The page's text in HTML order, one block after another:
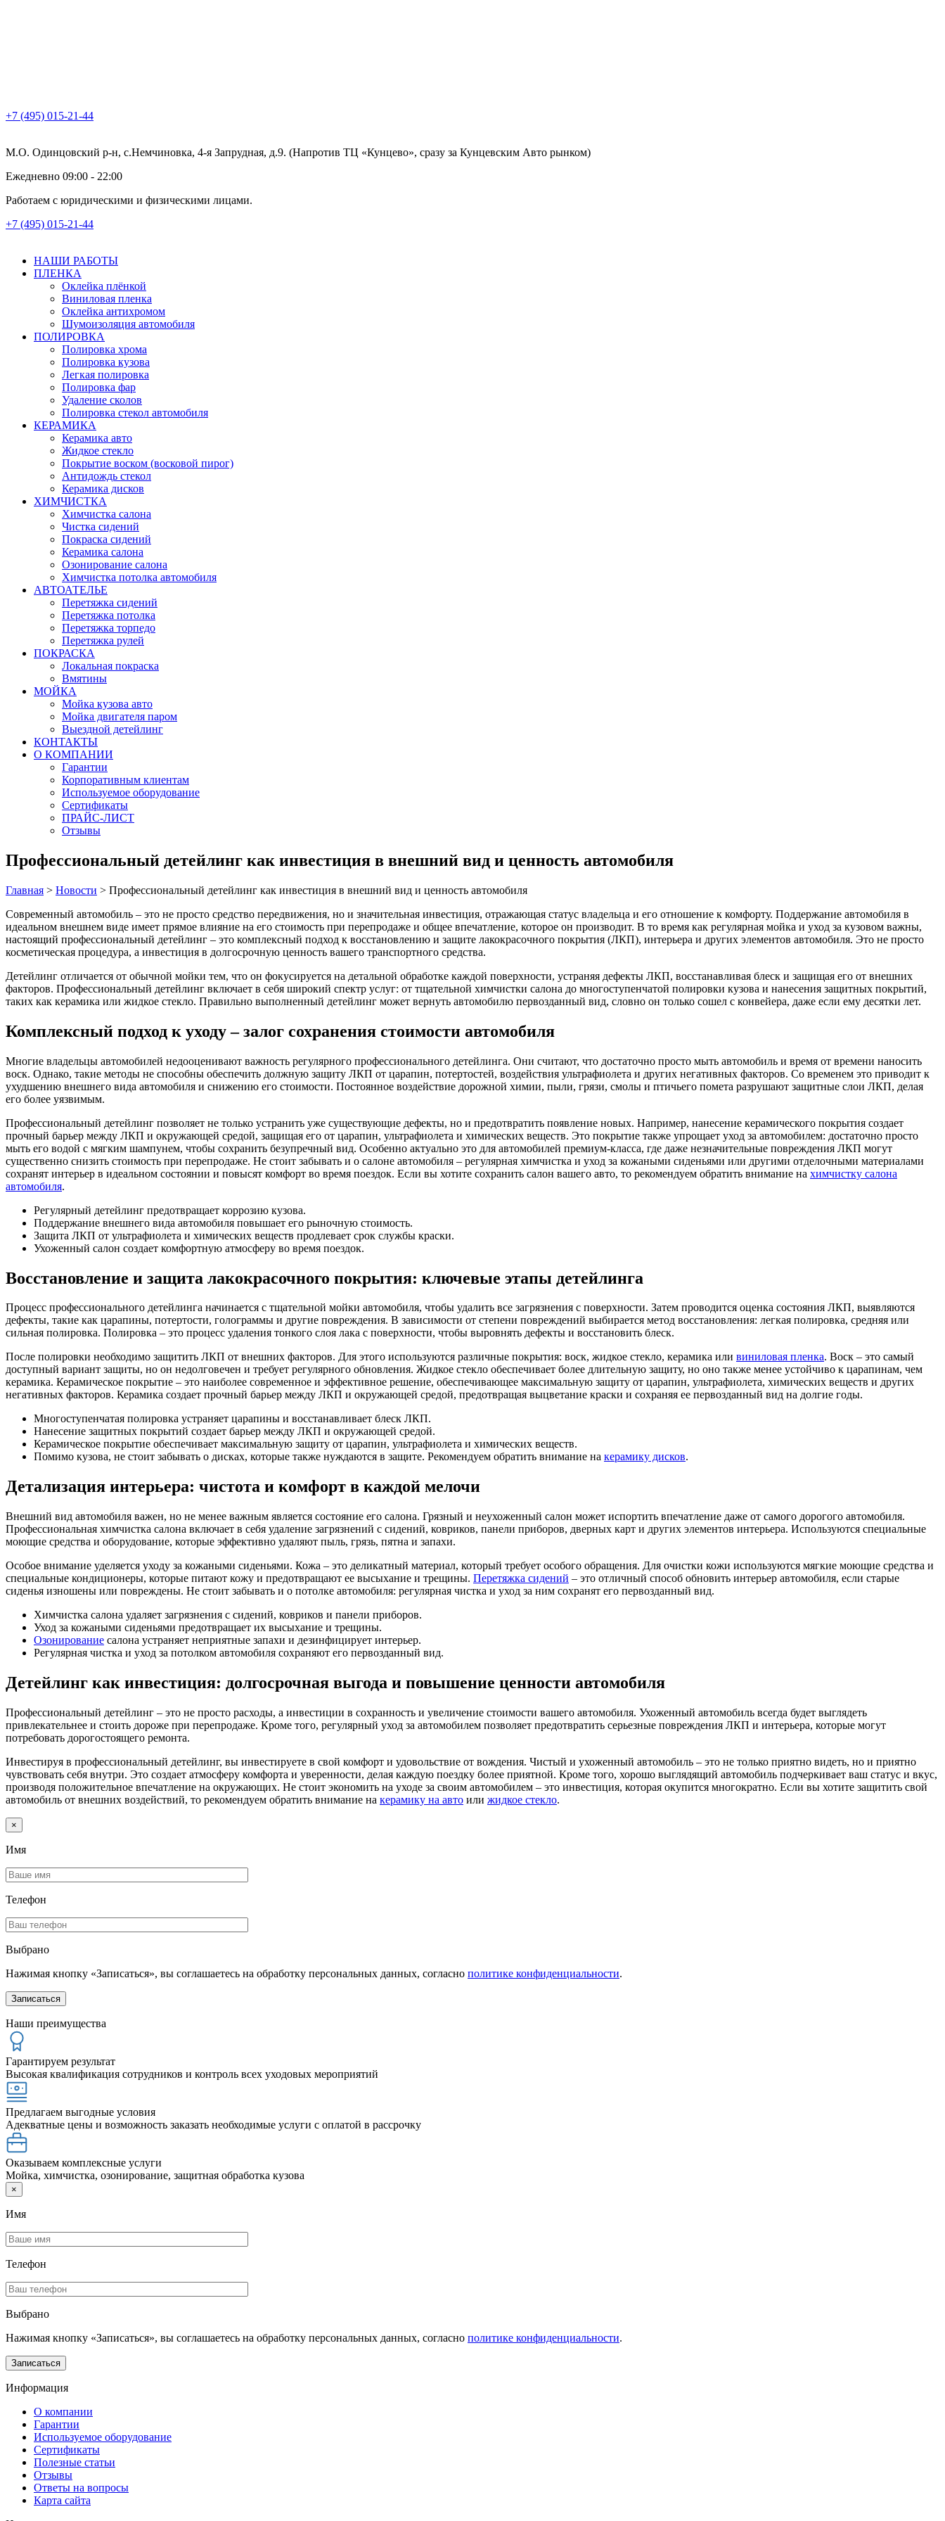
+7 (495) 015-21-44
М.О. Одинцовский р-н, с.Немчиновка, 4-я Запрудная, д.9. (Напротив ТЦ «Кунцево», сразу за Кунцевским Авто рынком)
Ежедневно 09:00 - 22:00
Работаем с юридическими и физическими лицами.
+7 (495) 015-21-44
НАШИ РАБОТЫ
ПЛЕНКА
Оклейка плёнкой
Виниловая пленка
Оклейка антихромом
Шумоизоляция автомобиля
ПОЛИРОВКА
Полировка хрома
Полировка кузова
Легкая полировка
Полировка фар
Удаление сколов
Полировка стекол автомобиля
КЕРАМИКА
Керамика авто
Жидкое стекло
Покрытие воском (восковой пирог)
Антидождь стекол
Керамика дисков
ХИМЧИСТКА
Химчистка салона
Чистка сидений
Покраска сидений
Керамика салона
Озонирование салона
Химчистка потолка автомобиля
АВТОАТЕЛЬЕ
Перетяжка сидений
Перетяжка потолка
Перетяжка торпедо
Перетяжка рулей
ПОКРАСКА
Локальная покраска
Вмятины
МОЙКА
Мойка кузова авто
Мойка двигателя паром
Выездной детейлинг
КОНТАКТЫ
О КОМПАНИИ
Гарантии
Корпоративным клиентам
Используемое оборудование
Сертификаты
ПРАЙС-ЛИСТ
Отзывы
Профессиональный детейлинг как инвестиция в внешний вид и ценность автомобиля
Главная > Новости > Профессиональный детейлинг как инвестиция в внешний вид и ценность автомобиля
Современный автомобиль – это не просто средство передвижения, но и значительная инвестиция, отражающая статус владельца и его отношение к комфорту. Поддержание автомобиля в
идеальном внешнем виде имеет прямое влияние на его стоимость при перепродаже и общее впечатление, которое он производит. В то время как регулярная мойка и уход за кузовом важны,
настоящий профессиональный детейлинг – это комплексный подход к восстановлению и защите лакокрасочного покрытия (ЛКП), интерьера и других элементов автомобиля. Это не просто
косметическая процедура, а инвестиция в долгосрочную ценность вашего транспортного средства.
Детейлинг отличается от обычной мойки тем, что он фокусируется на детальной обработке каждой поверхности, устраняя дефекты ЛКП, восстанавливая блеск и защищая его от внешних
факторов. Профессиональный детейлинг включает в себя широкий спектр услуг: от тщательной химчистки салона до многоступенчатой полировки кузова и нанесения защитных покрытий,
таких как керамика или жидкое стекло. Правильно выполненный детейлинг может вернуть автомобилю первозданный вид, словно он только сошел с конвейера, даже если ему десятки лет.
Комплексный подход к уходу – залог сохранения стоимости автомобиля
Многие владельцы автомобилей недооценивают важность регулярного профессионального детейлинга. Они считают, что достаточно просто мыть автомобиль и время от времени наносить
воск. Однако, такие методы не способны обеспечить должную защиту ЛКП от царапин, потертостей, воздействия ультрафиолета и других негативных факторов. Со временем это приводит к
ухудшению внешнего вида автомобиля и снижению его стоимости. Постоянное воздействие дорожной химии, пыли, грязи, смолы и птичьего помета разрушают защитные слои ЛКП, делая
его более уязвимым.
Профессиональный детейлинг позволяет не только устранить уже существующие дефекты, но и предотвратить появление новых. Например, нанесение керамического покрытия создает
прочный барьер между ЛКП и окружающей средой, защищая его от царапин, ультрафиолета и химических веществ. Это покрытие также упрощает уход за автомобилем: достаточно просто
мыть его водой с мягким шампунем, чтобы сохранить безупречный вид. Особенно актуально это для автомобилей премиум-класса, где даже незначительные повреждения ЛКП могут
существенно снизить стоимость при перепродаже. Не стоит забывать и о салоне автомобиля – регулярная химчистка и уход за кожаными сиденьями или другими отделочными материалами
сохранят интерьер в идеальном состоянии и повысят комфорт во время поездок. Если вы хотите сохранить салон вашего авто, то рекомендуем обратить внимание на химчистку салона
автомобиля.
Регулярный детейлинг предотвращает коррозию кузова.
Поддержание внешнего вида автомобиля повышает его рыночную стоимость.
Защита ЛКП от ультрафиолета и химических веществ продлевает срок службы краски.
Ухоженный салон создает комфортную атмосферу во время поездок.
Восстановление и защита лакокрасочного покрытия: ключевые этапы детейлинга
Процесс профессионального детейлинга начинается с тщательной мойки автомобиля, чтобы удалить все загрязнения с поверхности. Затем проводится оценка состояния ЛКП, выявляются
дефекты, такие как царапины, потертости, голограммы и другие повреждения. В зависимости от степени повреждений выбирается метод восстановления: легкая полировка, средняя или
сильная полировка. Полировка – это процесс удаления тонкого слоя лака с поверхности, чтобы выровнять дефекты и восстановить блеск.
После полировки необходимо защитить ЛКП от внешних факторов. Для этого используются различные покрытия: воск, жидкое стекло, керамика или виниловая пленка. Воск – это самый
доступный вариант защиты, но он недолговечен и требует регулярного обновления. Жидкое стекло обеспечивает более длительную защиту, но оно также менее устойчиво к царапинам, чем
керамика. Керамическое покрытие – это наиболее современное и эффективное решение, обеспечивающее максимальную защиту от царапин, ультрафиолета, химических веществ и других
негативных факторов. Керамика создает прочный барьер между ЛКП и окружающей средой, предотвращая выцветание краски и сохраняя ее первозданный вид на долгие годы.
Многоступенчатая полировка устраняет царапины и восстанавливает блеск ЛКП.
Нанесение защитных покрытий создает барьер между ЛКП и окружающей средой.
Керамическое покрытие обеспечивает максимальную защиту от царапин, ультрафиолета и химических веществ.
Помимо кузова, не стоит забывать о дисках, которые также нуждаются в защите. Рекомендуем обратить внимание на керамику дисков.
Детализация интерьера: чистота и комфорт в каждой мелочи
Внешний вид автомобиля важен, но не менее важным является состояние его салона. Грязный и неухоженный салон может испортить впечатление даже от самого дорогого автомобиля.
Профессиональная химчистка салона включает в себя удаление загрязнений с сидений, ковриков, панели приборов, дверных карт и других элементов интерьера. Используются специальные
моющие средства и оборудование, которые эффективно удаляют пыль, грязь, пятна и запахи.
Особое внимание уделяется уходу за кожаными сиденьями. Кожа – это деликатный материал, который требует особого обращения. Для очистки кожи используются мягкие моющие средства и
специальные кондиционеры, которые питают кожу и предотвращают ее высыхание и трещины. Перетяжка сидений – это отличный способ обновить интерьер автомобиля, если старые
сиденья изношены или повреждены. Не стоит забывать и о потолке автомобиля: регулярная чистка и уход за ним сохранят его первозданный вид.
Химчистка салона удаляет загрязнения с сидений, ковриков и панели приборов.
Уход за кожаными сиденьями предотвращает их высыхание и трещины.
Озонирование салона устраняет неприятные запахи и дезинфицирует интерьер.
Регулярная чистка и уход за потолком автомобиля сохраняют его первозданный вид.
Детейлинг как инвестиция: долгосрочная выгода и повышение ценности автомобиля
Профессиональный детейлинг – это не просто расходы, а инвестиции в сохранность и увеличение стоимости вашего автомобиля. Ухоженный автомобиль всегда будет выглядеть
привлекательнее и стоить дороже при перепродаже. Кроме того, регулярный уход за автомобилем позволяет предотвратить серьезные повреждения ЛКП и интерьера, которые могут
потребовать дорогостоящего ремонта.
Инвестируя в профессиональный детейлинг, вы инвестируете в свой комфорт и удовольствие от вождения. Чистый и ухоженный автомобиль – это не только приятно видеть, но и приятно
чувствовать себя внутри. Это создает атмосферу комфорта и уверенности, делая каждую поездку более приятной. Кроме того, хорошо выглядящий автомобиль подчеркивает ваш статус и вкус,
производя положительное впечатление на окружающих. Не стоит экономить на уходе за своим автомобилем – это инвестиция, которая окупится многократно. Если вы хотите защитить свой
автомобиль от внешних воздействий, то рекомендуем обратить внимание на керамику на авто или жидкое стекло.
×
Имя
Телефон
Выбрано
Нажимая кнопку «Записаться», вы соглашаетесь на обработку персональных данных, согласно политике конфиденциальности.
Наши преимущества
Гарантируем результат
Высокая квалификация сотрудников и контроль всех уходовых мероприятий
Предлагаем выгодные условия
Адекватные цены и возможность заказать необходимые услуги с оплатой в рассрочку
Оказываем комплексные услуги
Мойка, химчистка, озонирование, защитная обработка кузова
×
Имя
Телефон
Выбрано
Нажимая кнопку «Записаться», вы соглашаетесь на обработку персональных данных, согласно политике конфиденциальности.
Информация
О компании
Гарантии
Используемое оборудование
Сертификаты
Полезные статьи
Отзывы
Ответы на вопросы
Карта сайта